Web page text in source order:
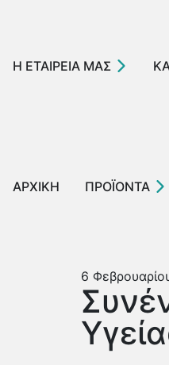
Η ΕΤΑΙΡΕΙΑ ΜΑΣ
ΑΡΧΙΚΗ ΠΡΟΪΟΝΤΑ
6